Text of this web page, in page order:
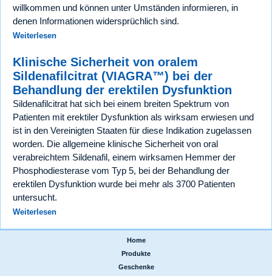
willkommen und können unter Umständen informieren, in
denen Informationen widersprüchlich sind.
Weiterlesen
Klinische Sicherheit von oralem
Sildenafilcitrat (VIAGRA™) bei der
Behandlung der erektilen Dysfunktion
Sildenafilcitrat hat sich bei einem breiten Spektrum von
Patienten mit erektiler Dysfunktion als wirksam erwiesen und
ist in den Vereinigten Staaten für diese Indikation zugelassen
worden. Die allgemeine klinische Sicherheit von oral
verabreichtem Sildenafil, einem wirksamen Hemmer der
Phosphodiesterase vom Typ 5, bei der Behandlung der
erektilen Dysfunktion wurde bei mehr als 3700 Patienten
untersucht.
Weiterlesen
Home
Produkte
Geschenke